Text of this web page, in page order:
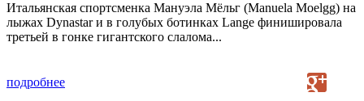
Итальянская спортсменка Мануэла Мёльг (Manuela Moelgg) на
лыжах Dynastar и в голубых ботинках Lange финишировала
третьей в гонке гигантского слалома...
подробнее